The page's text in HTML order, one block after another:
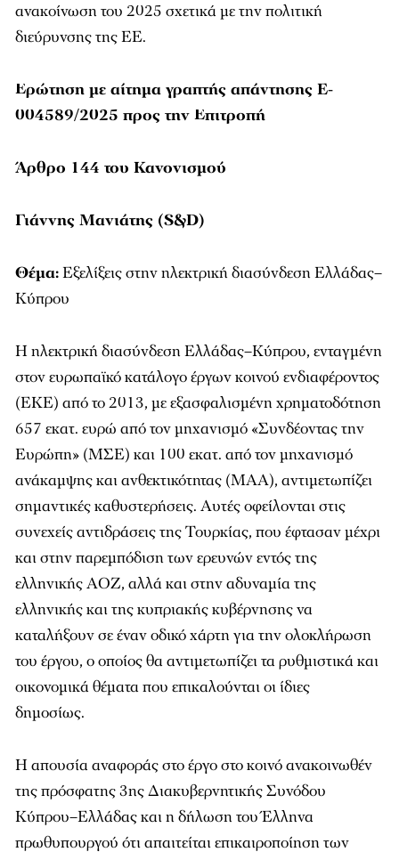
ανακοίνωση του 2025 σχετικά με την πολιτική
διεύρυνσης της ΕΕ.
Ερώτηση με αίτημα γραπτής απάντησης E-
004589/2025 προς την Επιτροπή
Άρθρο 144 του Κανονισμού
Γιάννης Μανιάτης (S&D)
Θέμα:Εξελίξεις στην ηλεκτρική διασύνδεση Ελλάδας–
Κύπρου
Η ηλεκτρική διασύνδεση Ελλάδας–Κύπρου, ενταγμένη
στον ευρωπαϊκό κατάλογο έργων κοινού ενδιαφέροντος
(ΕΚΕ) από το 2013, με εξασφαλισμένη χρηματοδότηση
657 εκατ. ευρώ από τον μηχανισμό «Συνδέοντας την
Ευρώπη» (ΜΣΕ) και 100 εκατ. από τον μηχανισμό
ανάκαμψης και ανθεκτικότητας (ΜΑΑ), αντιμετωπίζει
σημαντικές καθυστερήσεις. Αυτές οφείλονται στις
συνεχείς αντιδράσεις της Τουρκίας, που έφτασαν μέχρι
και στην παρεμπόδιση των ερευνών εντός της
ελληνικής ΑΟΖ, αλλά και στην αδυναμία της
ελληνικής και της κυπριακής κυβέρνησης να
καταλήξουν σε έναν οδικό χάρτη για την ολοκλήρωση
του έργου, ο οποίος θα αντιμετωπίζει τα ρυθμιστικά και
οικονομικά θέματα που επικαλούνται οι ίδιες
δημοσίως.
Η απουσία αναφοράς στο έργο στο κοινό ανακοινωθέν
της πρόσφατης 3ης Διακυβερνητικής Συνόδου
Κύπρου–Ελλάδας και η δήλωση του Έλληνα
πρωθυπουργού ότι απαιτείται επικαιροποίηση των